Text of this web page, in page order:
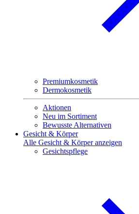
Premiumkosmetik
Dermokosmetik
Aktionen
Neu im Sortiment
Bewusste Alternativen
Gesicht & Körper
Alle Gesicht & Körper anzeigen
Gesichtspflege